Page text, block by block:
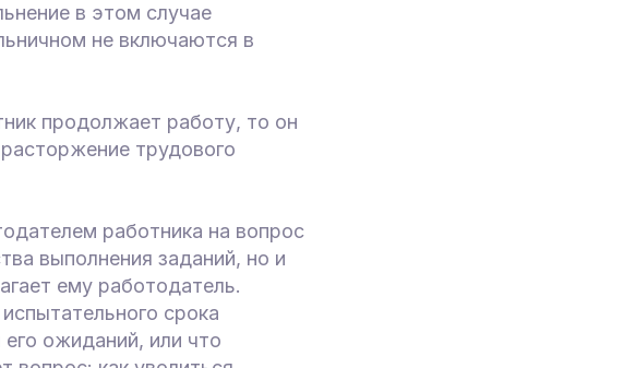
в этом случае
не включаются в
продолжает работу, то он
трудового
работника на вопрос
выполнения заданий, но и
ему работодатель.
срока
ожиданий, или что